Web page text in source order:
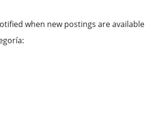
when new postings are available